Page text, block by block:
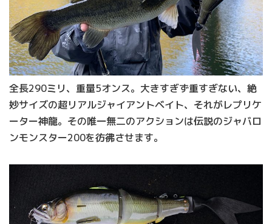
全長290ミリ、重量5オンス。大きすぎず重すぎない、絶
妙サイズの超リアルジャイアントベイト、それがレプリケ
ーター神龍。その唯一無二のアクションは伝説のジャバロ
ンモンスター200を彷彿させます。